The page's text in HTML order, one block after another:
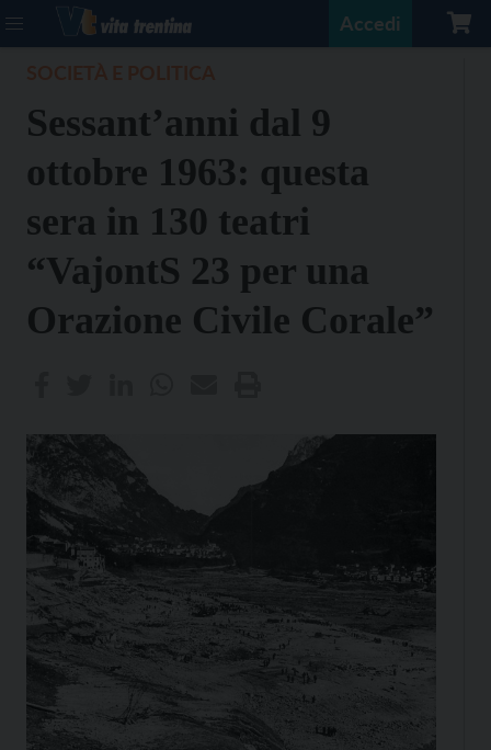
Accedi
Sessant’anni dal 9
ottobre 1963: questa
sera in 130 teatri
“VajontS 23 per una
Orazione Civile Corale”